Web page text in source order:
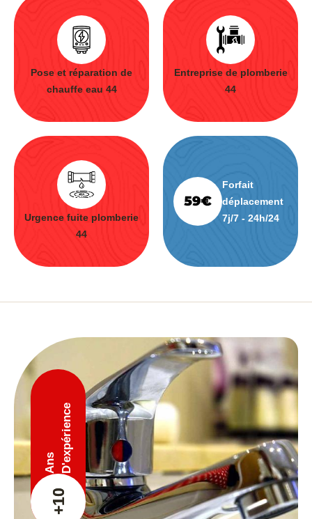
Pose et réparation de
chauffe eau 44
Entreprise de plomberie
44
Urgence fuite plomberie
44
Forfait
déplacement
7j/7 - 24h/24
+10
Ans D'expérience